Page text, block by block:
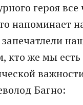
героя
напоминает
кто же мы
Багно: